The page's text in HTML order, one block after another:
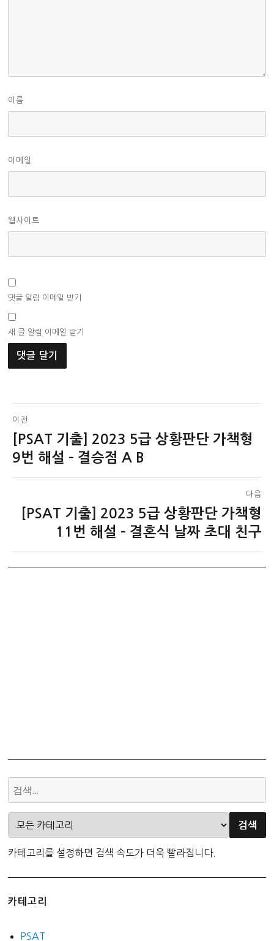
이름
이메일
웹사이트
댓글 알림 이메일 받기
새 글 알림 이메일 받기
글
탐
색
이전
이
전
[PSAT 기출] 2023 5급 상황판단 가책형
9번 해설 – 결승점 A B
다음
[PSAT 기출] 2023 5급 상황판단 가책형
11번 해설 – 결혼식 날짜 초대 친구
카테고리를 설정하면 검색 속도가 더욱 빨라집니다.
카테고리
PSAT